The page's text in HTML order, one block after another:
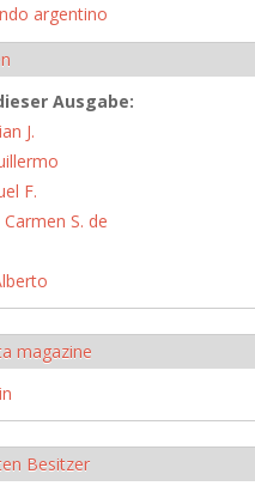
argentino
Ausgabe:
J.
F.
S. de
magazine
Besitzer